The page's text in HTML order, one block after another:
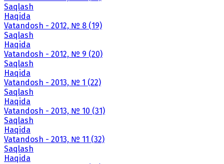
Saqlash
Haqida
Vatandosh - 2012, № 8 (19)
Saqlash
Haqida
Vatandosh - 2012, № 9 (20)
Saqlash
Haqida
Vatandosh - 2013, № 1 (22)
Saqlash
Haqida
Vatandosh - 2013, № 10 (31)
Saqlash
Haqida
Vatandosh - 2013, № 11 (32)
Saqlash
Haqida